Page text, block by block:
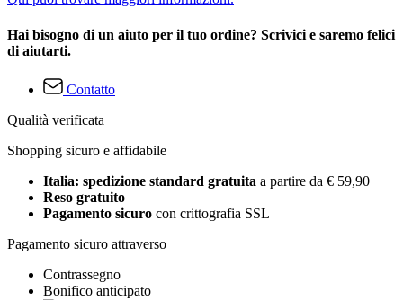
Hai bisogno di un aiuto per il tuo ordine? Scrivici e saremo felici
di aiutarti.
Contatto
Qualità verificata
Shopping sicuro e affidabile
Italia: spedizione standard gratuita a partire da € 59,90
Reso gratuito
Pagamento sicuro con crittografia SSL
Pagamento sicuro attraverso
Contrassegno
Bonifico anticipato